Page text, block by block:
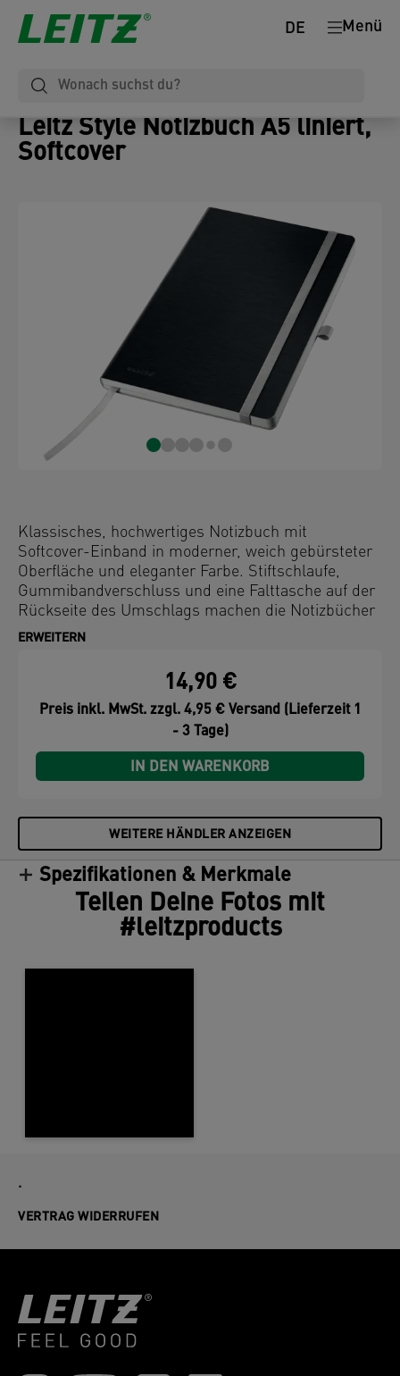
Menü
DE
Leitz Style Notizbuch A5 liniert,
Softcover
Klassisches, hochwertiges Notizbuch mit
Softcover-Einband in moderner, weich gebürsteter
Oberfläche und eleganter Farbe. Stiftschlaufe,
Gummibandverschluss und eine Falttasche auf der
Rückseite des Umschlags machen die Notizbücher
noch praktischer.
ERWEITERN
14,90 €
Preis inkl. MwSt. zzgl. 4,95 € Versand (Lieferzeit 1
- 3 Tage)
IN DEN WARENKORB
WEITERE HÄNDLER ANZEIGEN
Spezifikationen & Merkmale
Teilen Deine Fotos mit
#leitzproducts
.
VERTRAG WIDERRUFEN